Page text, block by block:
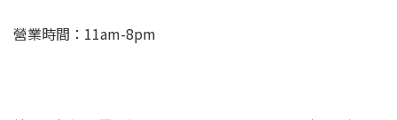
營業時間：11am-8pm